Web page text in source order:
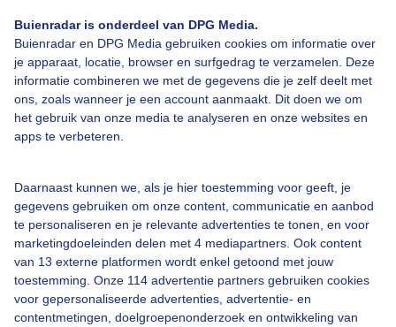
Buienradar is onderdeel van DPG Media.
Buienradar en DPG Media gebruiken cookies om informatie over
je apparaat, locatie, browser en surfgedrag te verzamelen. Deze
informatie combineren we met de gegevens die je zelf deelt met
ons, zoals wanneer je een account aanmaakt. Dit doen we om
het gebruik van onze media te analyseren en onze websites en
apps te verbeteren.
Daarnaast kunnen we, als je hier toestemming voor geeft, je
gegevens gebruiken om onze content, communicatie en aanbod
te personaliseren en je relevante advertenties te tonen, en voor
marketingdoeleinden delen met 4 mediapartners. Ook content
van 13 externe platformen wordt enkel getoond met jouw
toestemming. Onze 114 advertentie partners gebruiken cookies
voor gepersonaliseerde advertenties, advertentie- en
contentmetingen, doelgroepenonderzoek en ontwikkeling van
Bekijk slideshow
Een moment geduld aub...